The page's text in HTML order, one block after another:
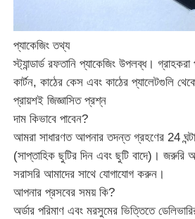
প্যাকেজিং তথ্য
স্ট্যান্ডার্ড রফতানি প্যাকেজিং উপলব্ধ।
কার্টন, কাঠের কেস এবং কাঠের প্যালেটগুলি
প্রায়শই জিজ্ঞাসিত প্রশ্ন
দাম কিভাবে পাবেন?
আমরা সাধারণত আপনার তদন্ত গ্রহণের 24
(সাপ্তাহিক ছুটির দিন এবং ছুটি বাদে)। জরুরি
সরাসরি আমাদের সাথে যোগাযোগ করুন।
আপনার প্রসবের সময় কি?
অর্ডার পরিমাণ এবং মরসুমের ভিত্তিতে